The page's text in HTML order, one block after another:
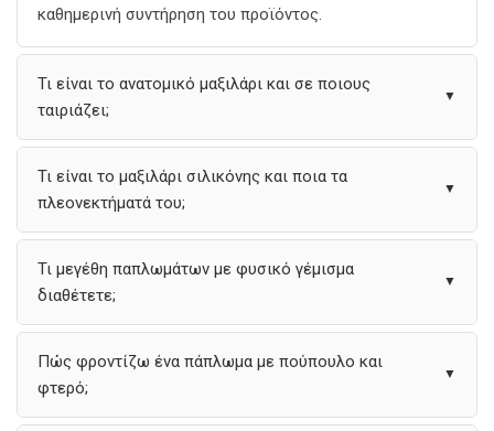
καθημερινή συντήρηση του προϊόντος.
Τι είναι το ανατομικό μαξιλάρι και σε ποιους
ταιριάζει;
▼
Τι είναι το μαξιλάρι σιλικόνης και ποια τα
πλεονεκτήματά του;
▼
Τι μεγέθη παπλωμάτων με φυσικό γέμισμα
διαθέτετε;
▼
Πώς φροντίζω ένα πάπλωμα με πούπουλο και
φτερό;
▼